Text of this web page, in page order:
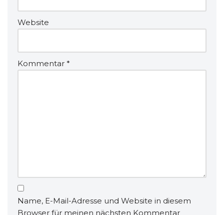
Website
Kommentar *
Name, E-Mail-Adresse und Website in diesem
Browser für meinen nächsten Kommentar